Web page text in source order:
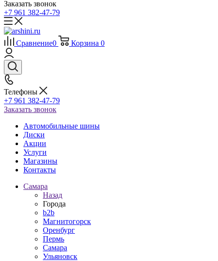
Заказать звонок
+7 961 382-47-79
Сравнение0 Корзина 0
Телефоны
+7 961 382-47-79
Заказать звонок
Автомобильные шины
Диски
Акции
Услуги
Магазины
Контакты
Самара
Назад
Города
b2b
Магнитогорск
Оренбург
Пермь
Самара
Ульяновск